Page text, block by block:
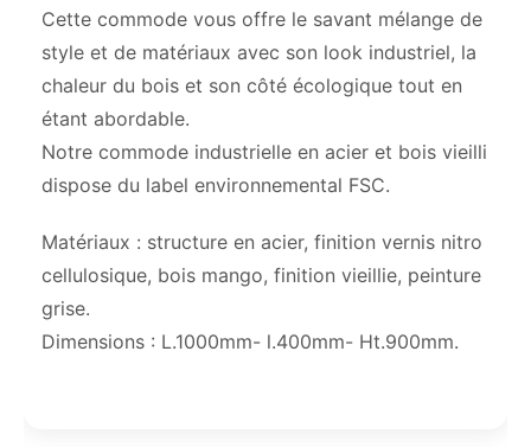
Cette commode vous offre le savant mélange de
style et de matériaux avec son look industriel, la
chaleur du bois et son côté écologique tout en
étant abordable.
Notre commode industrielle en acier et bois vieilli
dispose du label environnemental FSC.
Matériaux : structure en acier, finition vernis nitro
cellulosique, bois mango, finition vieillie, peinture
grise.
Dimensions : L.1000mm- l.400mm- Ht.900mm.